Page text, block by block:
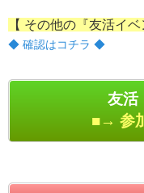
【 その他の『友活イベ
◆ 確認はコチラ ◆
友活
■→ 参